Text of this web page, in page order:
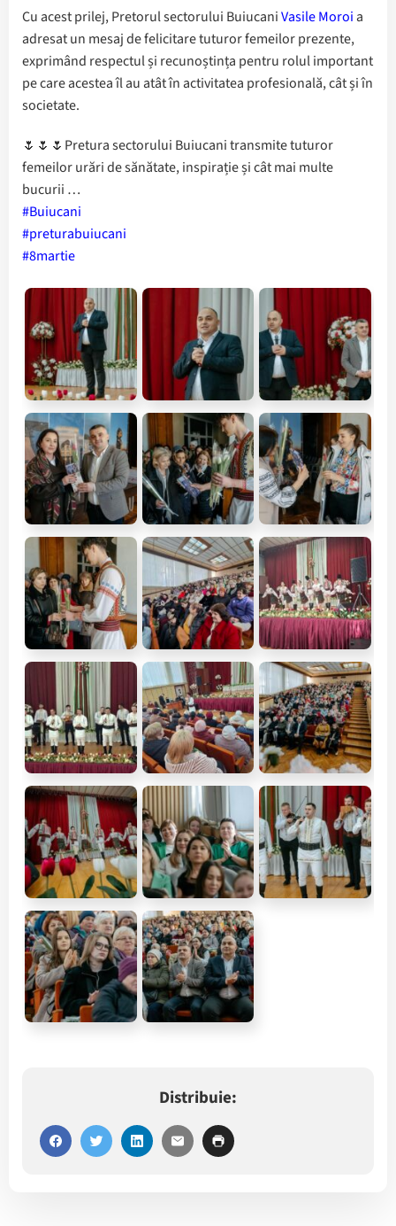
Cu acest prilej, Pretorul sectorului BuiucaniVasile Moroi a
adresat un mesaj de felicitare tuturor femeilor prezente,
exprimând respectul și recunoștința pentru rolul important
pe care acestea îl au atât în activitatea profesională, cât și în
societate.
🌷🌷🌷Pretura sectorului Buiucani transmite tuturor
femeilor urări de sănătate, inspirație și cât mai multe
bucurii …
#Buiucani
#preturabuiucani
#8martie
Distribuie: